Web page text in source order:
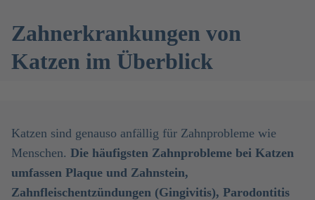
Zahnerkrankungen von
Katzen im Überblick
Katzen sind genauso anfällig für Zahnprobleme wie
Menschen. Die häufigsten Zahnprobleme bei Katzen
umfassen Plaque und Zahnstein,
Zahnfleischentzündungen (Gingivitis), Parodontitis